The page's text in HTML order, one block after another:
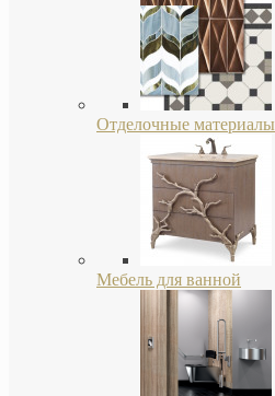
Отделочные материалы
Мебель для ванной